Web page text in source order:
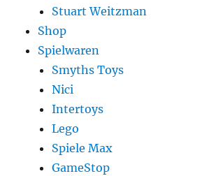
Stuart Weitzman
Shop
Spielwaren
Smyths Toys
Nici
Intertoys
Lego
Spiele Max
GameStop